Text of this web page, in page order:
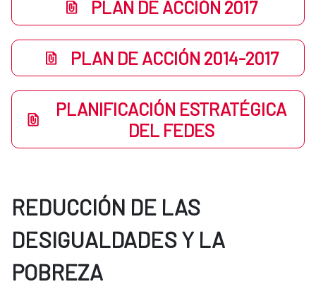
PLAN DE ACCIÓN 2017
PLAN DE ACCIÓN 2014-2017
PLANIFICACIÓN ESTRATÉGICA
DEL FEDES
REDUCCIÓN DE LAS
DESIGUALDADES Y LA
POBREZA